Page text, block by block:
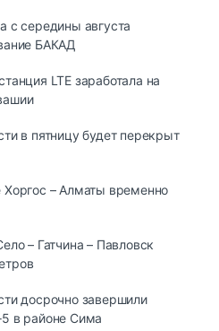
с середины августа
БАКАД
LTE заработала на
в пятницу будет перекрыт
– Алматы временно
– Гатчина – Павловск
досрочно завершили
в районе Сима